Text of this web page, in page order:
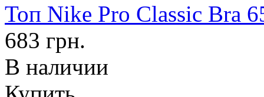
Топ Nike Pro Classic
683 грн.
В наличии